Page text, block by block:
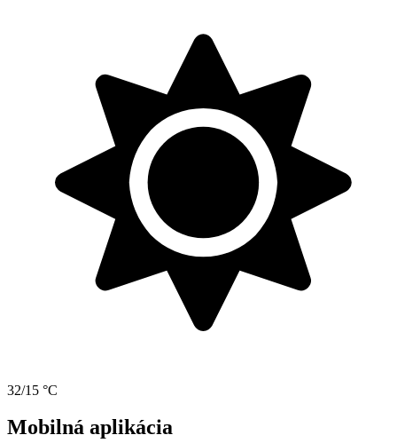
32/15 °C
Mobilná aplikácia